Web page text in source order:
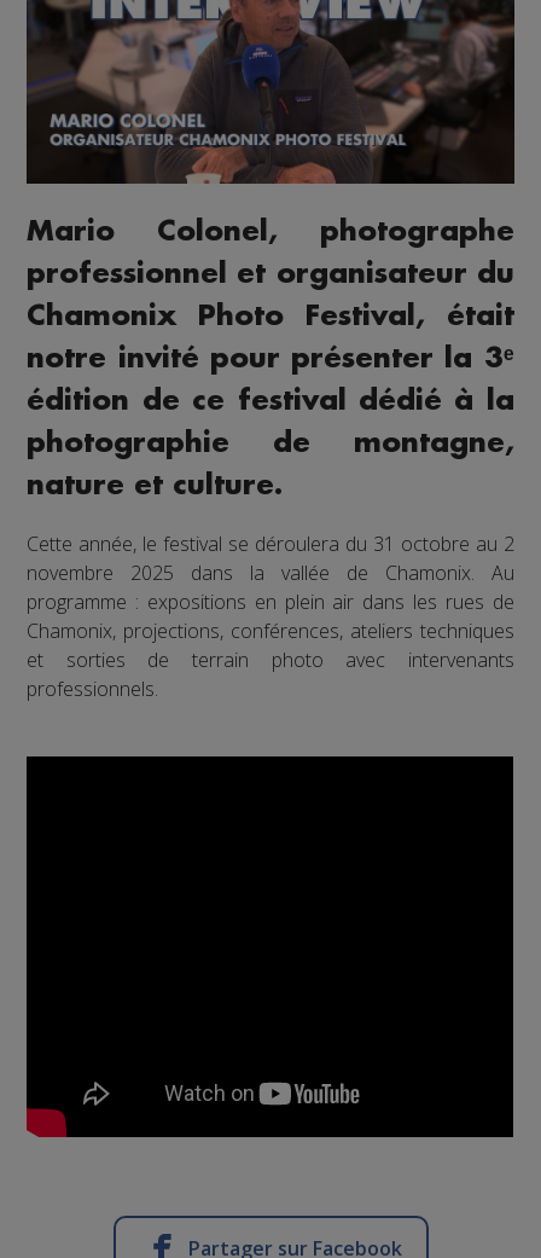
Mario Colonel, photographe
professionnel et organisateur du
Chamonix Photo Festival, était
notre invité pour présenter la 3ᵉ
édition de ce festival dédié à la
photographie de montagne,
nature et culture.
Cette année, le festival se déroulera du 31 octobre au 2
novembre 2025 dans la vallée de Chamonix. Au
programme : expositions en plein air dans les rues de
Chamonix, projections, conférences, ateliers techniques
et sorties de terrain photo avec intervenants
professionnels.
Partager sur Facebook